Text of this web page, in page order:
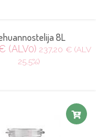
8L
(ALV0) 237,20 € (ALV
25.5%)